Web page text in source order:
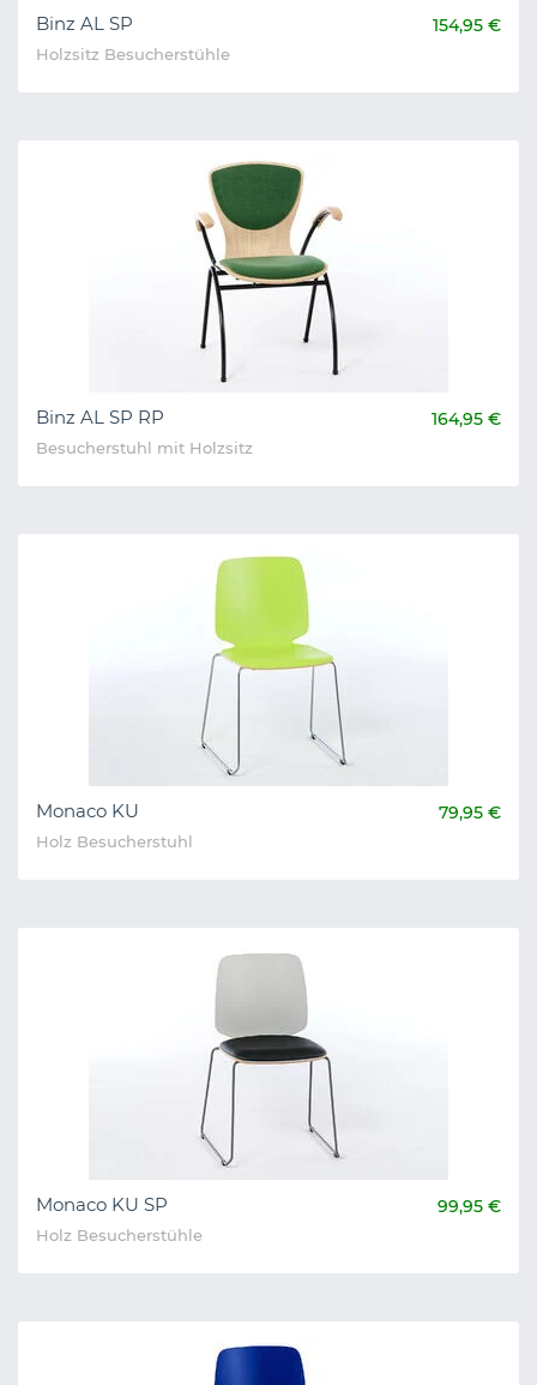
Binz AL SP 154,95 €
Holzsitz Besucherstühle
Binz AL SP RP 164,95 €
Besucherstuhl mit Holzsitz
Monaco KU 79,95 €
Holz Besucherstuhl
Monaco KU SP 99,95 €
Holz Besucherstühle